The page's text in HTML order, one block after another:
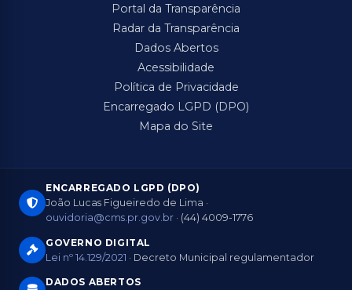
Portal da Transparência
Radar da Transparência
Dados Abertos
Acessibilidade
Política de Privacidade
Encarregado LGPD (DPO)
Mapa do Site
ENCARREGADO LGPD (DPO)
João Lucas Figueiredo de Lima ·
ouvidoria@cms.pr.gov.br · (44) 4009-1776
GOVERNO DIGITAL
Lei nº 14.129/2021 · Decreto Municipal regulamentador
DADOS ABERTOS